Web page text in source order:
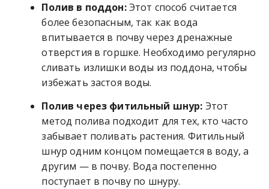
Полив в поддон:Этот способ считается
более безопасным, так как вода
впитывается в почву через дренажные
отверстия в горшке. Необходимо регулярно
сливать излишки воды из поддона, чтобы
избежать застоя воды.
Полив через фитильный шнур: Этот
метод полива подходит для тех, кто часто
забывает поливать растения. Фитильный
шнур одним концом помещается в воду, а
другим — в почву. Вода постепенно
поступает в почву по шнуру.